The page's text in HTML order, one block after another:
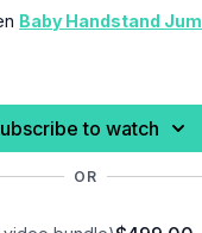
Baby Handstand
to watch
OR